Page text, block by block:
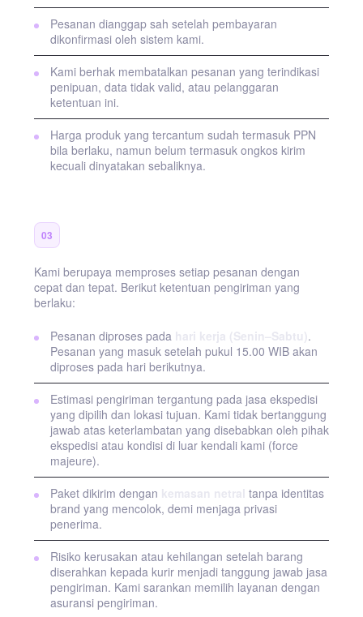
Pesanan dianggap sah setelah pembayaran
dikonfirmasi oleh sistem kami.
Kami berhak membatalkan pesanan yang terindikasi
penipuan, data tidak valid, atau pelanggaran
ketentuan ini.
Harga produk yang tercantum sudah termasuk PPN
bila berlaku, namun belum termasuk ongkos kirim
kecuali dinyatakan sebaliknya.
03
Kami berupaya memproses setiap pesanan dengan
cepat dan tepat. Berikut ketentuan pengiriman yang
berlaku:
Pesanan diproses pada
.
Pesanan yang masuk setelah pukul 15.00 WIB akan
diproses pada hari berikutnya.
Estimasi pengiriman tergantung pada jasa ekspedisi
yang dipilih dan lokasi tujuan. Kami tidak bertanggung
jawab atas keterlambatan yang disebabkan oleh pihak
ekspedisi atau kondisi di luar kendali kami (force
majeure).
Paket dikirim dengan
tanpa identitas
brand yang mencolok, demi menjaga privasi
penerima.
Risiko kerusakan atau kehilangan setelah barang
diserahkan kepada kurir menjadi tanggung jawab jasa
pengiriman. Kami sarankan memilih layanan dengan
asuransi pengiriman.